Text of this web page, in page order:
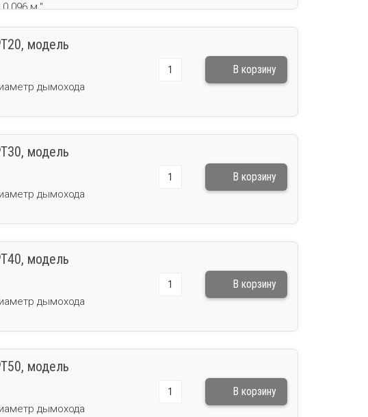
0.096 м."
модель
дымохода
модель
дымохода
модель
дымохода
модель
дымохода